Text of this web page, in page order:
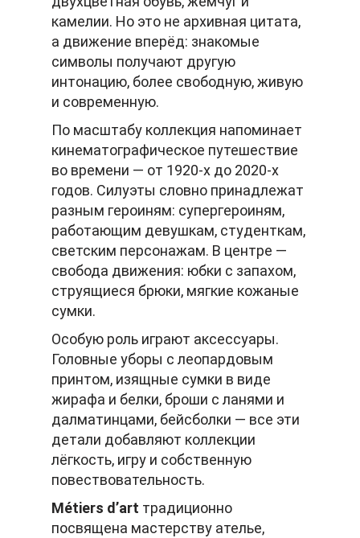
камелии. Но это не архивная цитата,
а движение вперёд: знакомые
символы получают другую
интонацию, более свободную, живую
и современную.
По масштабу коллекция напоминает
кинематографическое путешествие
во времени — от 1920-х до 2020-х
годов. Силуэты словно принадлежат
разным героиням: супергероиням,
работающим девушкам, студенткам,
светским персонажам. В центре —
свобода движения: юбки с запахом,
струящиеся брюки, мягкие кожаные
сумки.
Особую роль играют аксессуары.
Головные уборы с леопардовым
принтом, изящные сумки в виде
жирафа и белки, броши с ланями и
далматинцами, бейсболки — все эти
детали добавляют коллекции
лёгкость, игру и собственную
повествовательность.
Métiers d’art традиционно
посвящена мастерству ателье,